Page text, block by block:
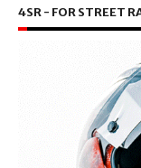
4SR - FOR STREET